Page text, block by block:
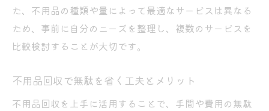
た、不用品の種類や量によって最適なサービスは異なる
ため、事前に自分のニーズを整理し、複数のサービスを
比較検討することが大切です。
不用品回収で無駄を省く工夫とメリット
不用品回収を上手に活用することで、手間や費用の無駄